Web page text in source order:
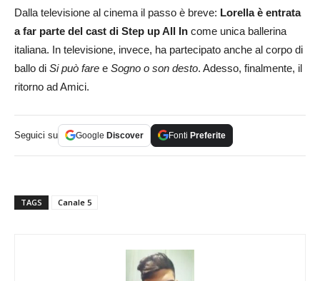
Dalla televisione al cinema il passo è breve: Lorella è entrata
a far parte del cast di Step up All In come unica ballerina
italiana. In televisione, invece, ha partecipato anche al corpo di
ballo di Si può fare e Sogno o son desto. Adesso, finalmente, il
ritorno ad Amici.
Seguici su Google Discover Fonti Preferite
TAGS Canale 5